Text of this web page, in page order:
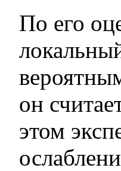
По его
он
этом